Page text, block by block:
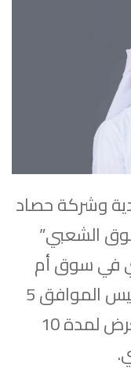
وشركة حصاد
الشعبي”
في سوق أم
صلال المركزي، وذلك يوم الخميس الموافق 5
ديسمبر 2024، حيث يستمر المعرض لمدة 10